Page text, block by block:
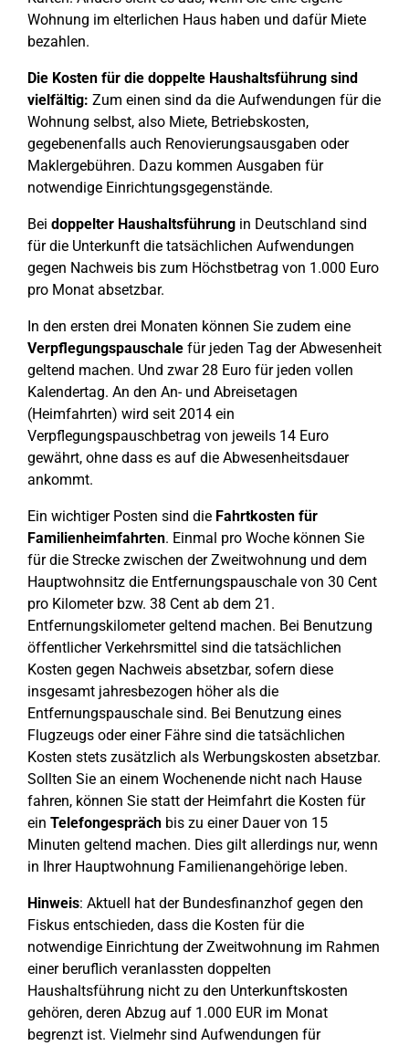
Wohnung im elterlichen Haus haben und dafür Miete
bezahlen.
Die Kosten für die doppelte Haushaltsführung sind
vielfältig: Zum einen sind da die Aufwendungen für die
Wohnung selbst, also Miete, Betriebskosten,
gegebenenfalls auch Renovierungsausgaben oder
Maklergebühren. Dazu kommen Ausgaben für
notwendige Einrichtungsgegenstände.
Bei doppelter Haushaltsführung in Deutschland sind
für die Unterkunft die tatsächlichen Aufwendungen
gegen Nachweis bis zum Höchstbetrag von 1.000 Euro
pro Monat absetzbar.
In den ersten drei Monaten können Sie zudem eine
Verpflegungspauschale für jeden Tag der Abwesenheit
geltend machen. Und zwar 28 Euro für jeden vollen
Kalendertag. An den An- und Abreisetagen
(Heimfahrten) wird seit 2014 ein
Verpflegungspauschbetrag von jeweils 14 Euro
gewährt, ohne dass es auf die Abwesenheitsdauer
ankommt.
Ein wichtiger Posten sind die Fahrtkosten für
Familienheimfahrten. Einmal pro Woche können Sie
für die Strecke zwischen der Zweitwohnung und dem
Hauptwohnsitz die Entfernungspauschale von 30 Cent
pro Kilometer bzw. 38 Cent ab dem 21.
Entfernungskilometer geltend machen. Bei Benutzung
öffentlicher Verkehrsmittel sind die tatsächlichen
Kosten gegen Nachweis absetzbar, sofern diese
insgesamt jahresbezogen höher als die
Entfernungspauschale sind. Bei Benutzung eines
Flugzeugs oder einer Fähre sind die tatsächlichen
Kosten stets zusätzlich als Werbungskosten absetzbar.
Sollten Sie an einem Wochenende nicht nach Hause
fahren, können Sie statt der Heimfahrt die Kosten für
ein Telefongespräch bis zu einer Dauer von 15
Minuten geltend machen. Dies gilt allerdings nur, wenn
in Ihrer Hauptwohnung Familienangehörige leben.
Hinweis: Aktuell hat der Bundesfinanzhof gegen den
Fiskus entschieden, dass die Kosten für die
notwendige Einrichtung der Zweitwohnung im Rahmen
einer beruflich veranlassten doppelten
Haushaltsführung nicht zu den Unterkunftskosten
gehören, deren Abzug auf 1.000 EUR im Monat
begrenzt ist. Vielmehr sind Aufwendungen für